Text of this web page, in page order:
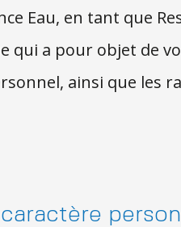
Eau, en tant que
qui a pour objet de
ainsi que les
caractère